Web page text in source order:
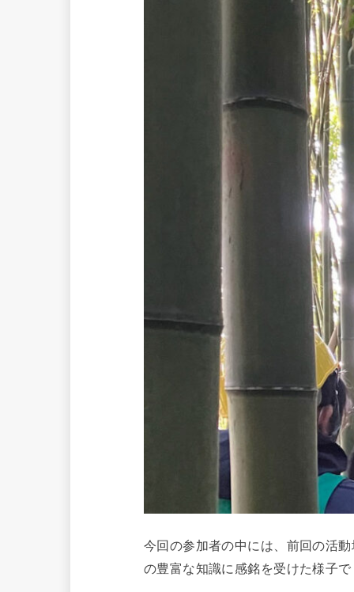
今回の参加者の中には、前回の活
の豊富な知識に感銘を受けた様子